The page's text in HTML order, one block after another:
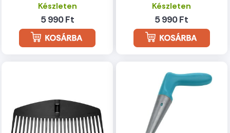
Készleten
5 990 Ft
Készleten
5 990 Ft